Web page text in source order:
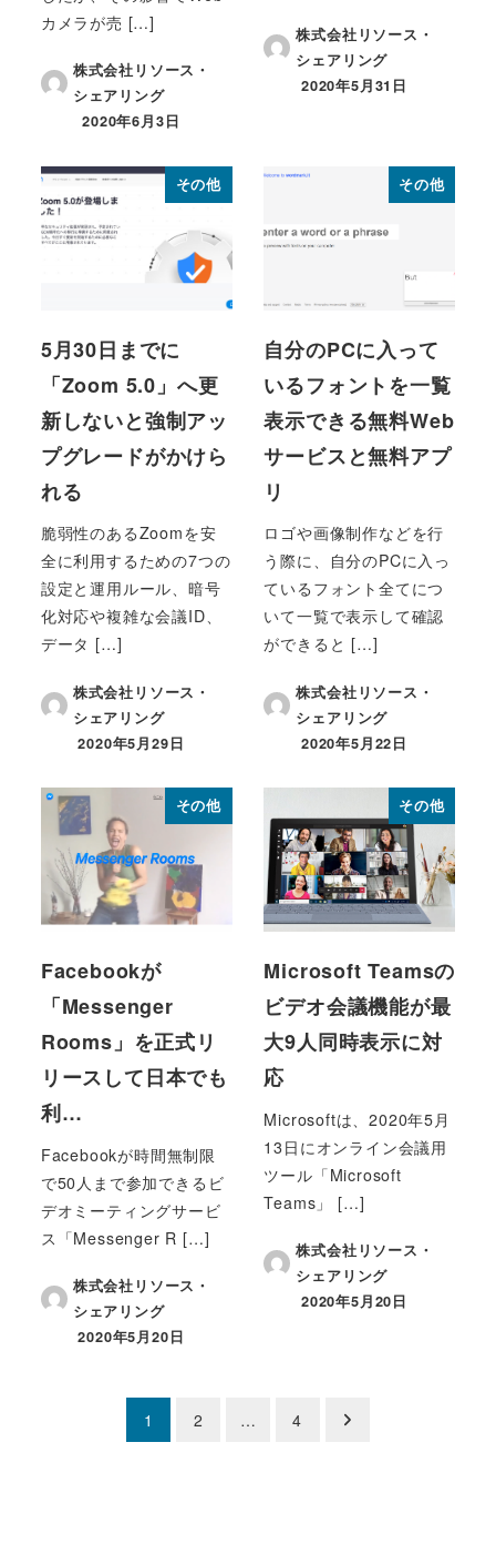
カメラが売 […]
株式会社リソース・
シェアリング
投稿日
2020年6月3日
株式会社リソース・
シェアリング
投稿日
2020年5月31日
その他
5月30日までに
「Zoom 5.0」へ更
新しないと強制アッ
プグレードがかけら
れる
脆弱性のあるZoomを安
全に利用するための7つの
設定と運用ルール、暗号
化対応や複雑な会議ID、
データ […]
株式会社リソース・
シェアリング
投稿日
2020年5月29日
その他
自分のPCに入って
いるフォントを一覧
表示できる無料Web
サービスと無料アプ
リ
ロゴや画像制作などを行
う際に、自分のPCに入っ
ているフォント全てにつ
いて一覧で表示して確認
ができると […]
株式会社リソース・
シェアリング
投稿日
2020年5月22日
その他
Facebookが
「Messenger
Rooms」を正式リ
リースして日本でも
利…
Facebookが時間無制限
で50人まで参加できるビ
デオミーティングサービ
ス「Messenger R […]
株式会社リソース・
シェアリング
投稿日
2020年5月20日
その他
Microsoft Teamsの
ビデオ会議機能が最
大9人同時表示に対
応
Microsoftは、2020年5月
13日にオンライン会議用
ツール「Microsoft
Teams」 […]
株式会社リソース・
シェアリング
投稿日
2020年5月20日
1 2 … 4